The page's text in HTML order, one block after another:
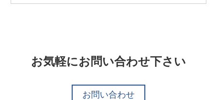
お気軽にお問い合わせ下さい
お問い合わせ